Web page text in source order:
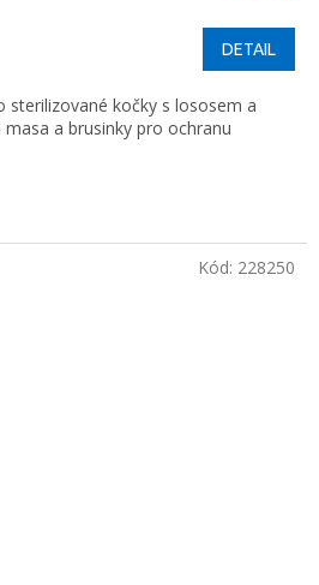
DETAIL
sterilizované kočky s lososem a
a brusinky pro ochranu
Kód: 228250